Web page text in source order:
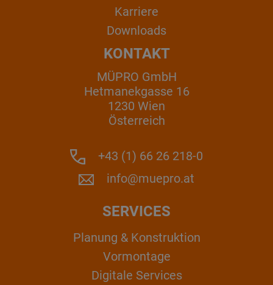
Karriere
Downloads
KONTAKT
MÜPRO GmbH
Hetmanekgasse 16
1230 Wien
Österreich
+43 (1) 66 26 218-0
info@muepro.at
SERVICES
Planung & Konstruktion
Vormontage
Digitale Services